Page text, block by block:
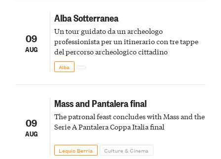
09
AUG
Alba Sotterranea
Un tour guidato da un archeologo
professionista per un itinerario con tre tappe
del percorso archeologico cittadino
Alba
09
AUG
Mass and Pantalera final
The patronal feast concludes with Mass and the
Serie A Pantalera Coppa Italia final
Lequio Berria Culture & Cinema